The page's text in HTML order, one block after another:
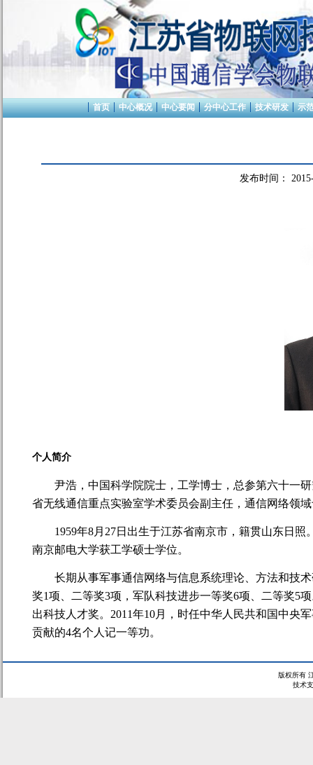
首页 中心概况 中心要闻 分中心工作 技术研发 示
发布时间：
个人简介
尹浩，中国科学院院士，工学博士，总参第六十一
省无线通信重点实验室学术委员会副主任，通信网络领
1959年8月 27日出生于江苏省南京市，籍贯山东日照
南京邮电大学获工学硕士学位。
长期从事军事通信网络与信息系统理论、方法和技
奖1项、二等奖3项，军队科技进步一等奖6项、二等奖5
出科技人才奖。 2011年10月，时任中华人民共和国中央
贡献的4名个人记一等功。
版权所有
技术